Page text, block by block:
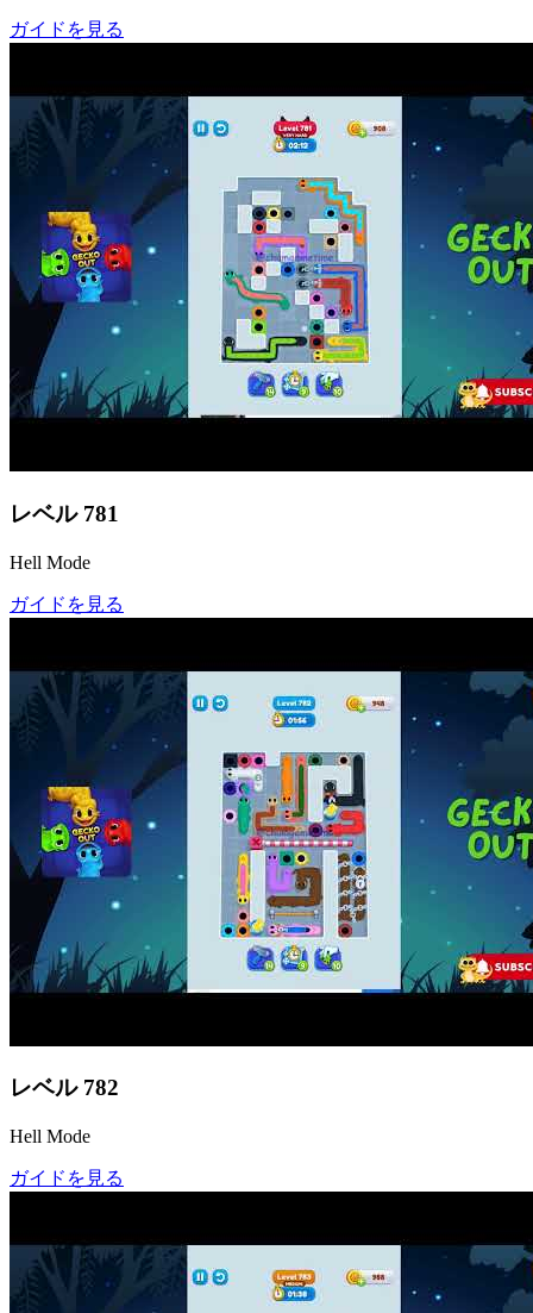
ガイドを見る
レベル 781
Hell Mode
ガイドを見る
レベル 782
Hell Mode
ガイドを見る